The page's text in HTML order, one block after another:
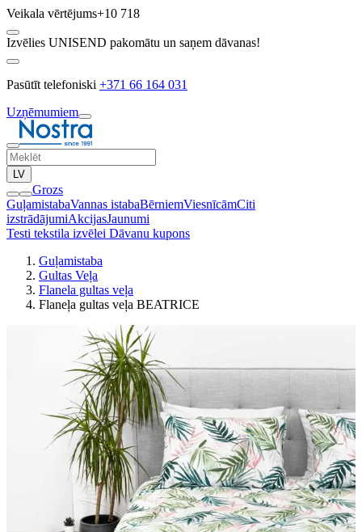
Veikala vērtējums+10 718
Izvēlies UNISEND pakomātu un saņem dāvanas!
Pasūtīt telefoniski +371 66 164 031
Uzņēmumiem
LV
Grozs
GuļamistabaVannas istabaBērniemViesnīcāmCiti
izstrādājumiAkcijasJaunumi
Testi tekstila izvēlei Dāvanu kupons
Guļamistaba
Gultas Veļa
Flanela gultas veļa
Flaneļa gultas veļa BEATRICE